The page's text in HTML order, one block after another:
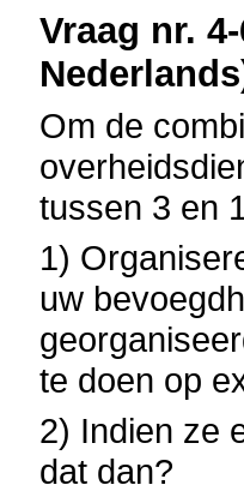
Vraag nr.
Om de
tussen 3 en
1)
uw
te doen op
2) Indien ze
dat dan?